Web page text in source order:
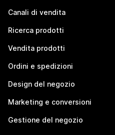
Canali di vendita
Ricerca prodotti
Vendita prodotti
Ordini e spedizioni
Design del negozio
Marketing e conversioni
Gestione del negozio